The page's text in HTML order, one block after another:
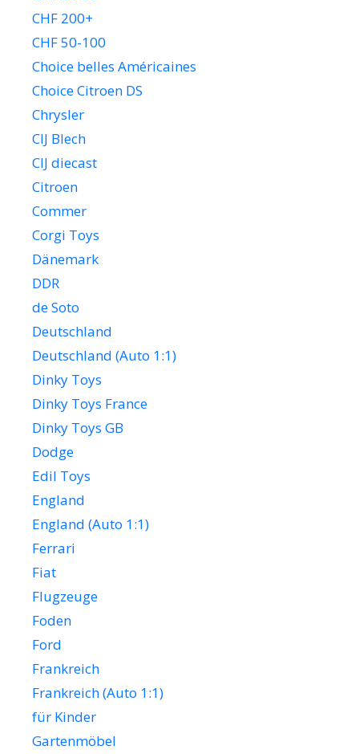
CHF 200+
CHF 50-100
Choice belles Américaines
Choice Citroen DS
Chrysler
CIJ Blech
CIJ diecast
Citroen
Commer
Corgi Toys
Dänemark
DDR
de Soto
Deutschland
Deutschland (Auto 1:1)
Dinky Toys
Dinky Toys France
Dinky Toys GB
Dodge
Edil Toys
England
England (Auto 1:1)
Ferrari
Fiat
Flugzeuge
Foden
Ford
Frankreich
Frankreich (Auto 1:1)
für Kinder
Gartenmöbel